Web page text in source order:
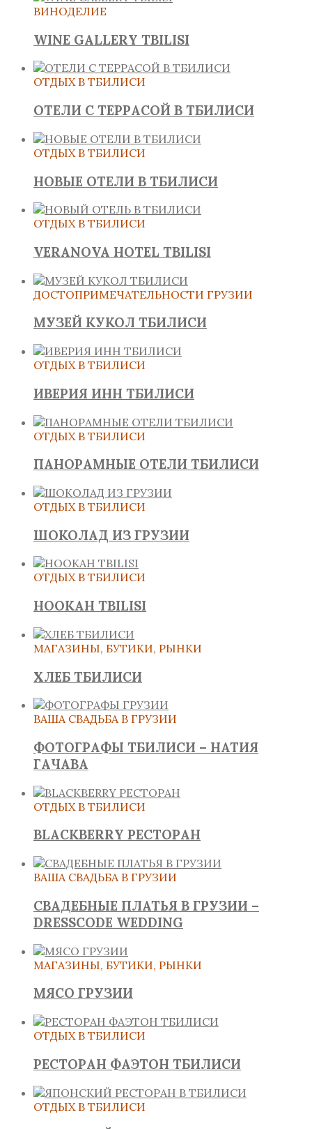
ВИНОДЕЛИЕ
WINE GALLERY TBILISI
ОТДЫХ В ТБИЛИСИ
ОТЕЛИ С ТЕРРАСОЙ В ТБИЛИСИ
ОТДЫХ В ТБИЛИСИ
НОВЫЕ ОТЕЛИ В ТБИЛИСИ
ОТДЫХ В ТБИЛИСИ
VERANOVA HOTEL TBILISI
ДОСТОПРИМЕЧАТЕЛЬНОСТИ ГРУЗИИ
МУЗЕЙ КУКОЛ ТБИЛИСИ
ОТДЫХ В ТБИЛИСИ
ИВЕРИЯ ИНН ТБИЛИСИ
ОТДЫХ В ТБИЛИСИ
ПАНОРАМНЫЕ ОТЕЛИ ТБИЛИСИ
ОТДЫХ В ТБИЛИСИ
ШОКОЛАД ИЗ ГРУЗИИ
ОТДЫХ В ТБИЛИСИ
HOOKAH TBILISI
МАГАЗИНЫ, БУТИКИ, РЫНКИ
ХЛЕБ ТБИЛИСИ
ВАША СВАДЬБА В ГРУЗИИ
ФОТОГРАФЫ ТБИЛИСИ – НАТИЯ
ГАЧАВА
ОТДЫХ В ТБИЛИСИ
BLACKBERRY РЕСТОРАН
ВАША СВАДЬБА В ГРУЗИИ
СВАДЕБНЫЕ ПЛАТЬЯ В ГРУЗИИ –
DRESSCODE WEDDING
МАГАЗИНЫ, БУТИКИ, РЫНКИ
МЯСО ГРУЗИИ
ОТДЫХ В ТБИЛИСИ
РЕСТОРАН ФАЭТОН ТБИЛИСИ
ОТДЫХ В ТБИЛИСИ